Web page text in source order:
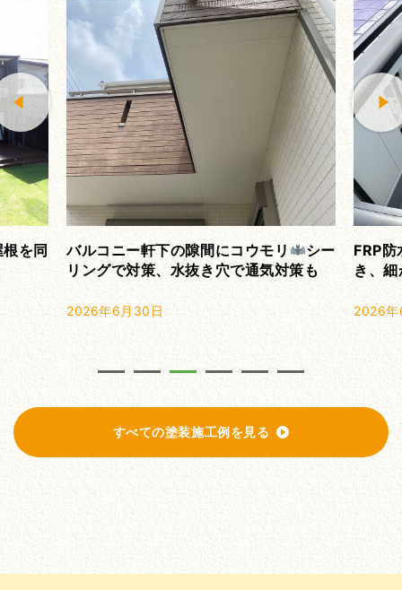
モリ
シー
FRP防水層を保護塗装 色あせ、ザラつ
き、細かなひび割れが劣化のサイン
2026年6月28日
すべての塗装施工例を見る